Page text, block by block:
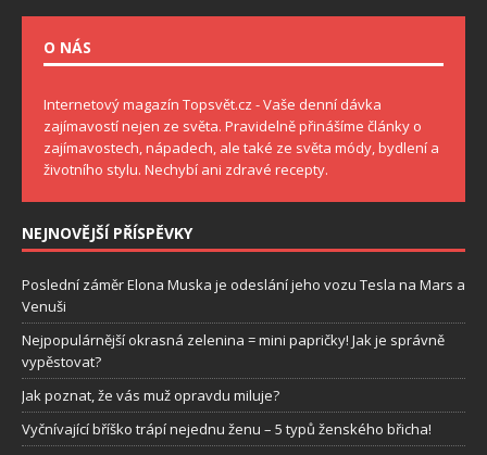
O NÁS
Internetový magazín Topsvět.cz - Vaše denní dávka
zajímavostí nejen ze světa. Pravidelně přinášíme články o
zajímavostech, nápadech, ale také ze světa módy, bydlení a
životního stylu. Nechybí ani zdravé recepty.
NEJNOVĚJŠÍ PŘÍSPĚVKY
Poslední záměr Elona Muska je odeslání jeho vozu Tesla na Mars a
Venuši
Nejpopulárnější okrasná zelenina = mini papričky! Jak je správně
vypěstovat?
Jak poznat, že vás muž opravdu miluje?
Vyčnívající bříško trápí nejednu ženu – 5 typů ženského břicha!